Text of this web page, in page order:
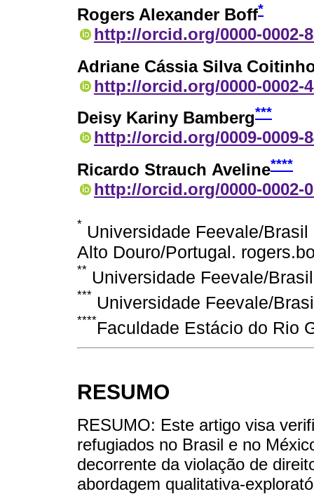
Rogers Alexander Boff*
http://orcid.org/0000-0002-
Adriane Cássia Silva
http://orcid.org/0000-0002-
Deisy Kariny Bamberg***
http://orcid.org/0009-0009-
Ricardo Strauch Aveline****
http://orcid.org/0000-0002-
* Universidade Feevale/
Alto Douro/Portugal.
** Universidade Feevale/
*** Universidade Feevale/
****Faculdade Estácio do Rio
RESUMO
RESUMO: Este artigo visa
refugiados no Brasil e no
decorrente da violação de
abordagem qualitativa-